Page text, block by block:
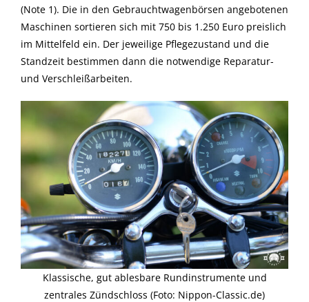
(Note 1). Die in den Gebrauchtwagenbörsen angebotenen
Maschinen sortieren sich mit 750 bis 1.250 Euro preislich
im Mittelfeld ein. Der jeweilige Pflegezustand und die
Standzeit bestimmen dann die notwendige Reparatur-
und Verschleißarbeiten.
Klassische, gut ablesbare Rundinstrumente und
zentrales Zündschloss (Foto: Nippon-Classic.de)